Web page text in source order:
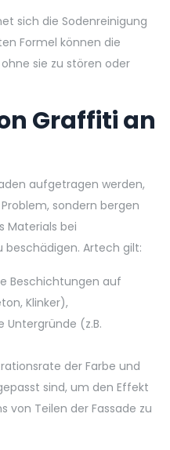
sich die Sodenreinigung
Formel können die
sie zu stören oder
Graffiti an
aufgetragen werden,
sondern bergen
Materials bei
Artech gilt:
Beschichtungen auf
Klinker),
Untergründe (z.B.
der Farbe und
sind, um den Effekt
von Teilen der Fassade zu